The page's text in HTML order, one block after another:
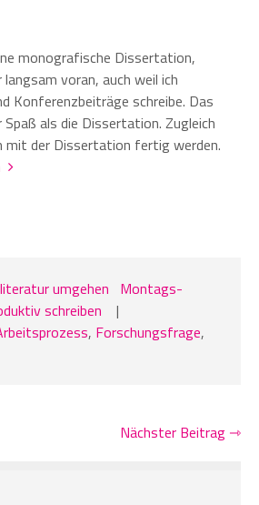
monografische Dissertation,
voran, auch weil ich
Konferenzbeiträge schreibe. Das
als die Dissertation. Zugleich
mit der Dissertation fertig werden.
umgehen Montags-
schreiben
|
, Forschungsfrage,
Nächster Beitrag ⇾